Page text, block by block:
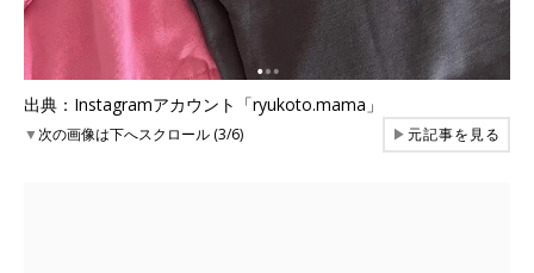
出典：Instagramアカウント「ryukoto.mama」
▼次の画像は下へスクロール (3/6) ▶元記事を見る